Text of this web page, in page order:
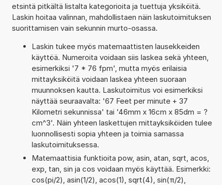
etsintä pitkältä listalta kategorioita ja tuettuja yksiköitä.
Laskin hoitaa valinnan, mahdollistaen näin laskutoimituksen
suorittamisen vain sekunnin murto-osassa.
Laskin tukee myös matemaattisten lausekkeiden
käyttöä. Numeroita voidaan siis laskea sekä yhteen,
esimerkiksi '7 * 76 fpm', mutta myös erilaisia
mittayksiköitä voidaan laskea yhteen suoraan
muunnoksen kautta. Laskutoimitus voi esimerkiksi
näyttää seuraavalta: '67 Feet per minute + 37
Kilometri sekunnissa' tai '46mm x 16cm x 85dm = ?
cm^3'. Näin yhteen laskettujen mittayksiköiden tulee
luonnollisesti sopia yhteen ja toimia samassa
laskutoimituksessa.
Matemaattisia funktioita pow, asin, atan, sqrt, acos,
exp, tan, sin ja cos voidaan myös käyttää. Esimerkki:
cos(pi/2), asin(1/2), acos(1), sqrt(4), sin(π/2),